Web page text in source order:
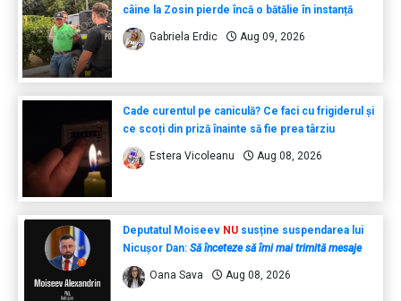
câine la Zosin pierde încă o bătălie în instanță
Gabriela Erdic Aug 09, 2026
Cade curentul pe caniculă? Ce faci cu frigiderul și
ce scoți din priză înainte să fie prea târziu
Estera Vicoleanu Aug 08, 2026
Deputatul Moiseev NU susține suspendarea lui
Nicușor Dan: Să înceteze să îmi mai trimită mesaje
Oana Sava Aug 08, 2026